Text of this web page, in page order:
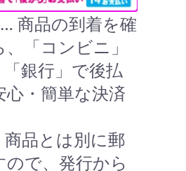
… 商品の到着を確
「コンビニ」
「銀行」で後払
心・簡単な決済
品とは別に郵
で、発行から